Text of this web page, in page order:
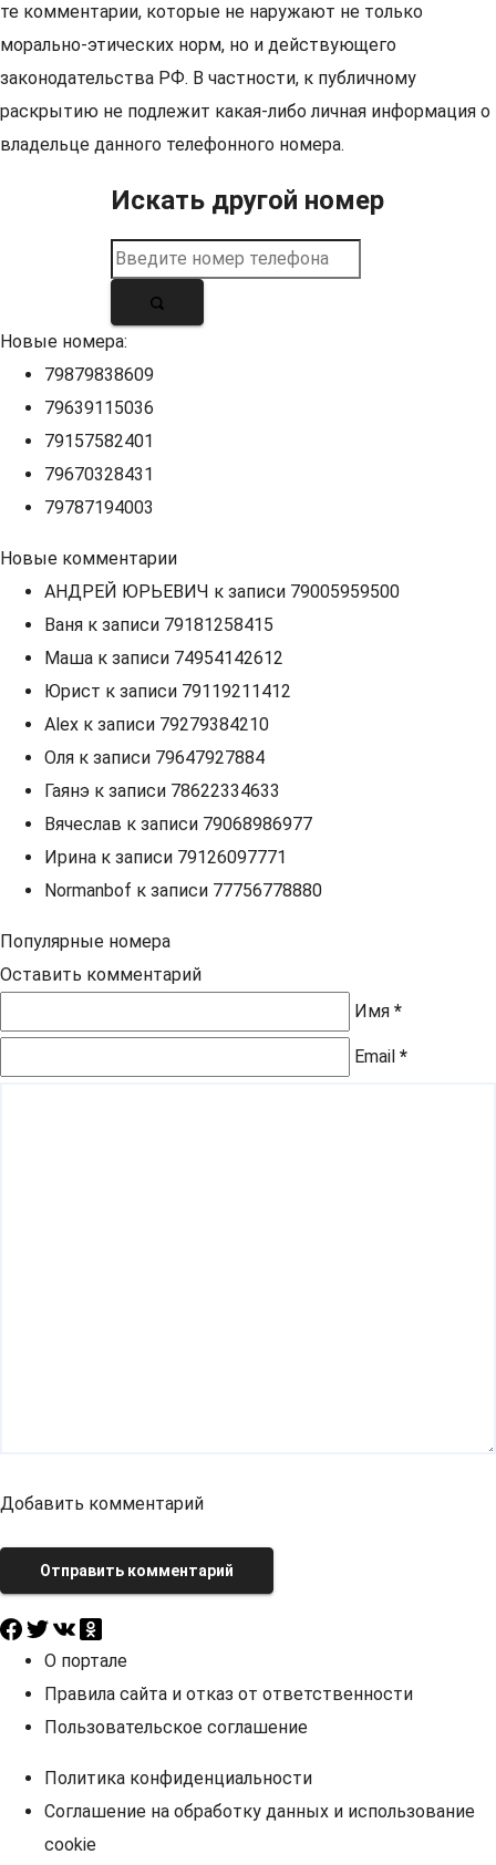
те комментарии, которые не наружают не только
морально-этических норм, но и действующего
законодательства РФ. В частности, к публичному
раскрытию не подлежит какая-либо личная информация о
владельце данного телефонного номера.
Искать другой номер
Новые номера:
79879838609
79639115036
79157582401
79670328431
79787194003
Новые комментарии
АНДРЕЙ ЮРЬЕВИЧ к записи 79005959500
Ваня к записи 79181258415
Маша к записи 74954142612
Юрист к записи 79119211412
Alex к записи 79279384210
Оля к записи 79647927884
Гаянэ к записи 78622334633
Вячеслав к записи 79068986977
Ирина к записи 79126097771
Normanbof к записи 77756778880
Популярные номера
Оставить комментарий
Имя *
Email *
Добавить комментарий
Отправить комментарий
О портале
Правила сайта и отказ от ответственности
Пользовательское соглашение
Политика конфиденциальности
Соглашение на обработку данных и использование
cookie